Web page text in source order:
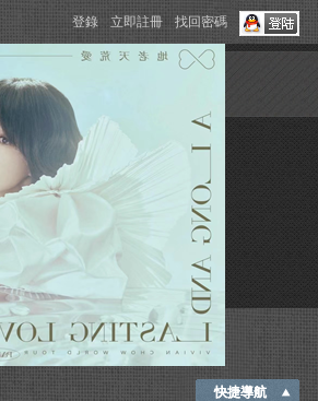
登錄 立即註冊 找回密碼
快捷導航